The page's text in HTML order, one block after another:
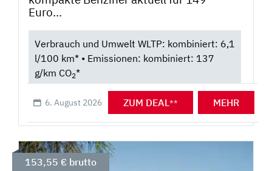
Euro...
Verbrauch und Umwelt WLTP: kombiniert: 6,1
l/100 km* • Emissionen: kombiniert: 137
g/km CO2*
6. August 2026 ZUM DEAL** MEHR
153,55 € brutto